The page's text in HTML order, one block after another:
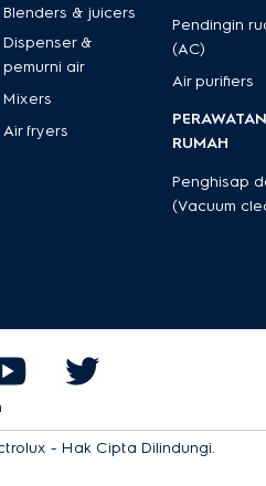
Blenders & juicers
Dispenser &
pemurni air
Mixers
Air fryers
Pendingin
(AC)
Air purifiers
PERAWATAN
RUMAH
Penghisap
(Vacuum
- Hak Cipta Dilindungi.